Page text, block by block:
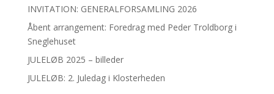
INVITATION: GENERALFORSAMLING 2026
Åbent arrangement: Foredrag med Peder Troldborg i
Sneglehuset
JULELØB 2025 – billeder
JULELØB: 2. Juledag i Klosterheden